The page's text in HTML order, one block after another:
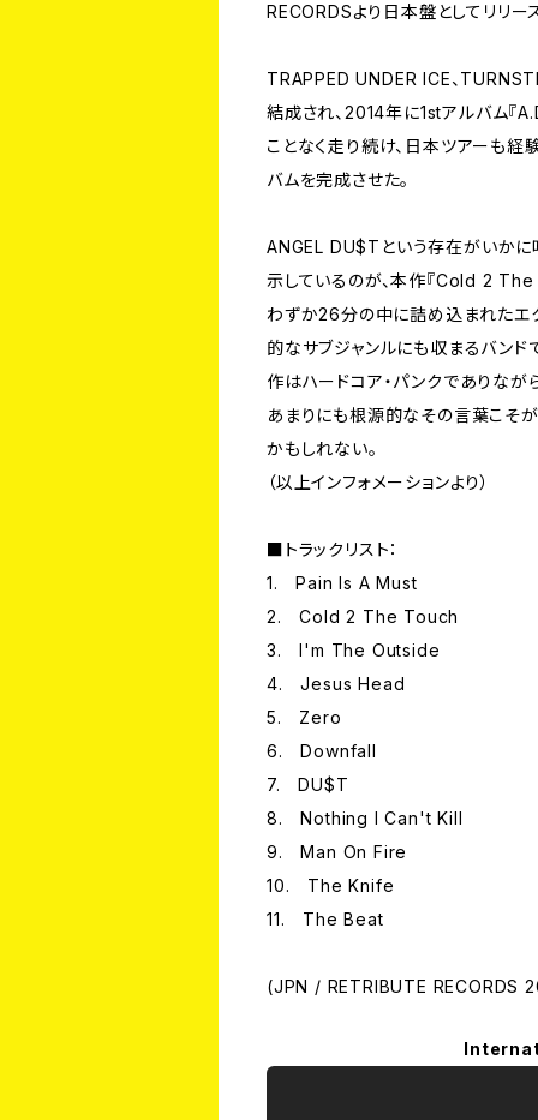
RECORDSより日本盤としてリリー
TRAPPED UNDER ICE、
結成され、2014年に1stアルバム『
ことなく走り続け、日本ツアーも
バムを完成させた。
ANGEL DU$Tという存在がいかに
示しているのが、本作『Cold 2 The
わずか26分の中に詰め込まれたエ
的なサブジャンルにも収まるバンド
作はハードコア・パンクでありなが
あまりにも根源的なその言葉こそ
かもしれない。
（以上インフォメーションより）
■トラックリスト：
1. Pain Is A Must
2. Cold 2 The Touch
3. I'm The Outside
4. Jesus Head
5. Zero
6. Downfall
7. DU$T
8. Nothing I Can't Kill
9. Man On Fire
10. The Knife
11. The Beat
(JPN / RETRIBUTE RECORDS